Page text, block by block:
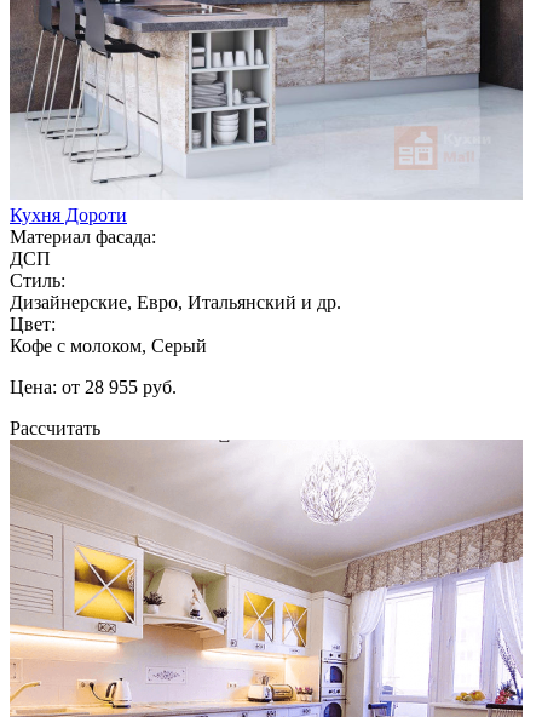
Кухня Дороти
Материал фасада:
ДСП
Стиль:
Дизайнерские, Евро, Итальянский и др.
Цвет:
Кофе с молоком, Серый
Цена: от 28 955 руб.
Рассчитать